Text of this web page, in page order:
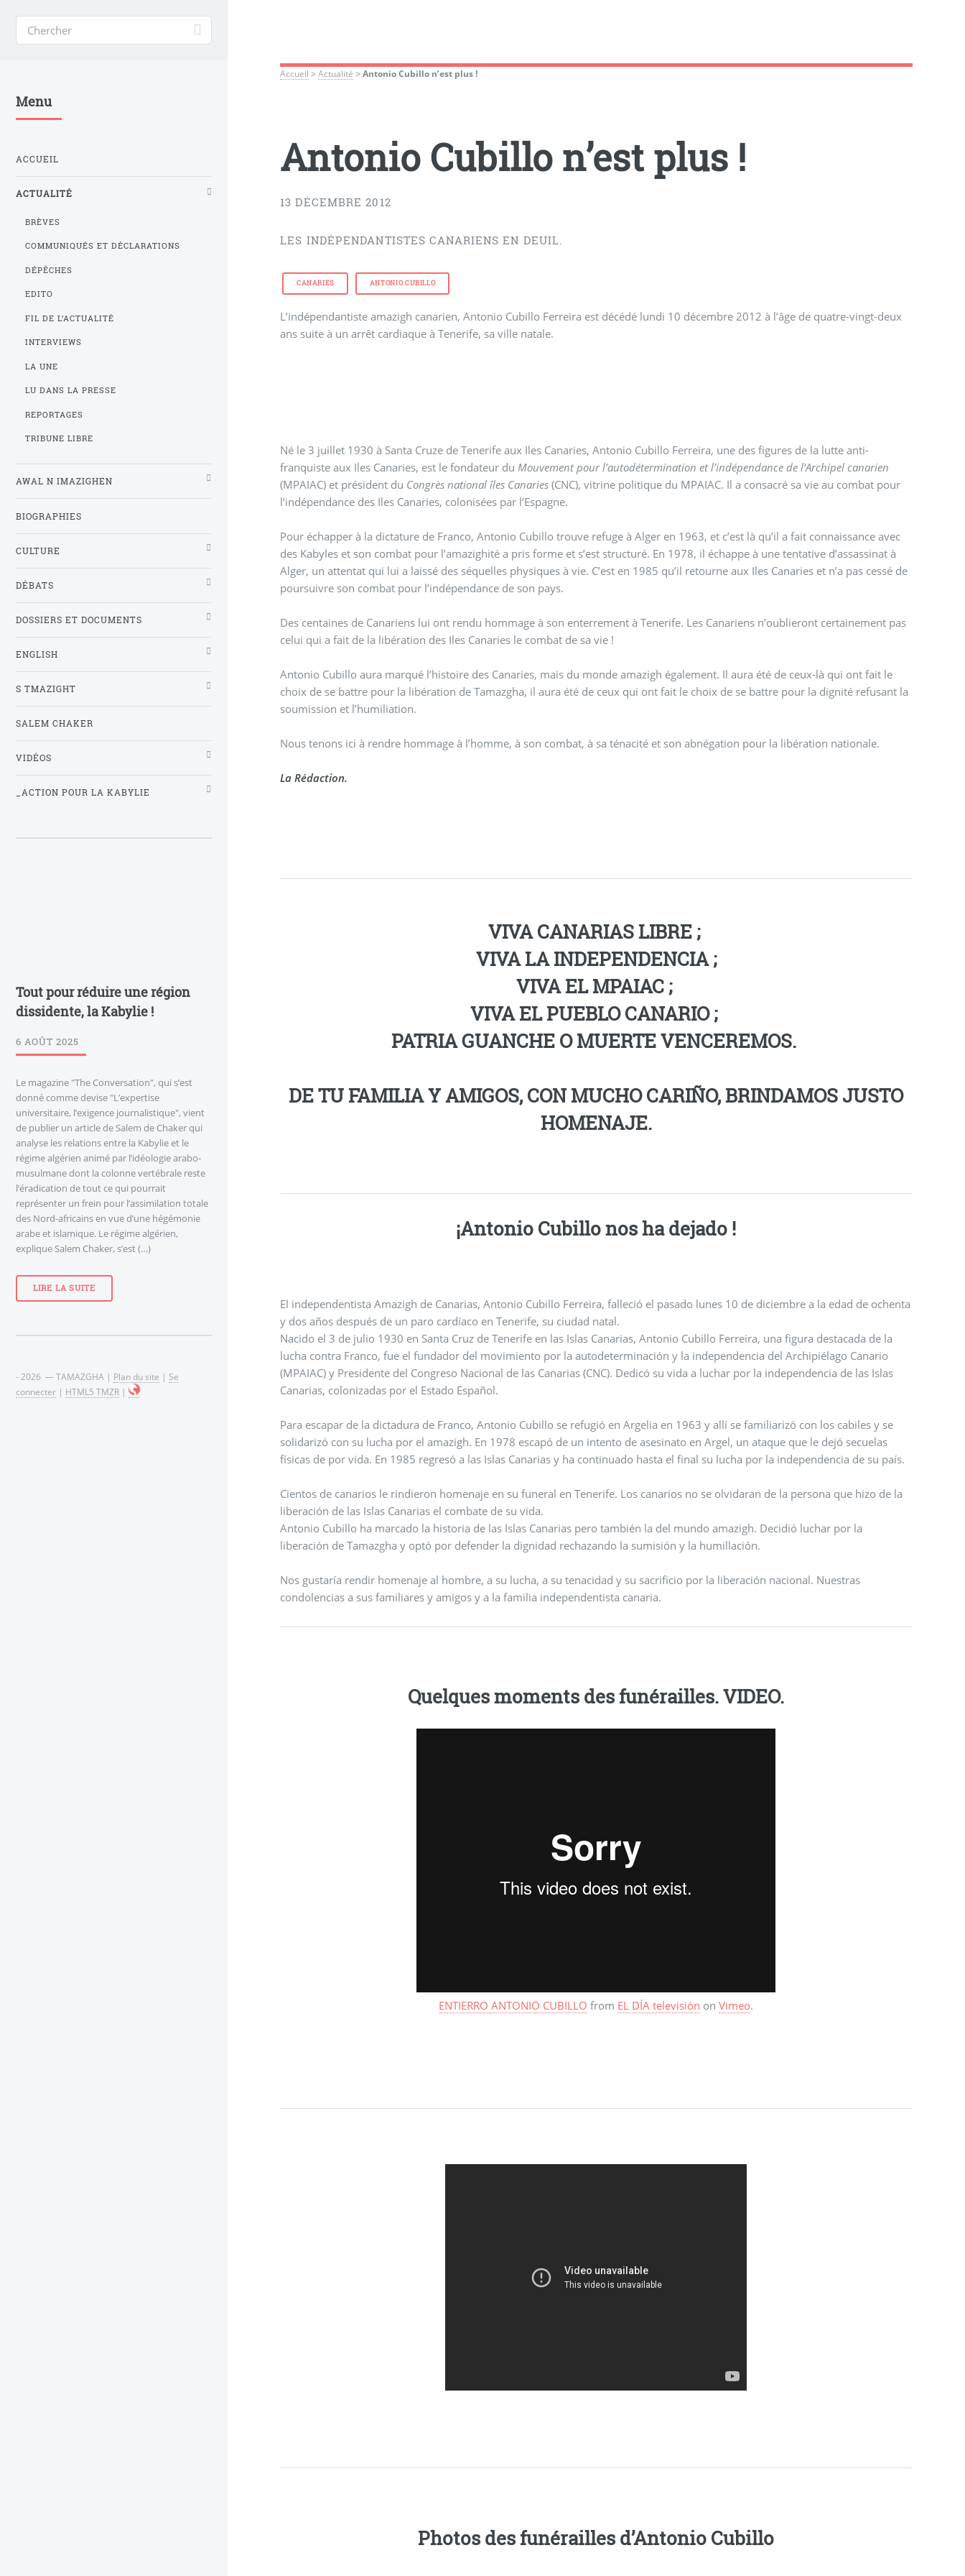
Accueil >Actualité >Antonio Cubillo n’est plus !
Antonio Cubillo n’est plus !
13 DÉCEMBRE 2012
LES INDÉPENDANTISTES CANARIENS EN DEUIL.
CANARIES ANTONIO CUBILLO
L’indépendantiste amazigh canarien, Antonio Cubillo Ferreira est décédé lundi 10 décembre 2012 à l’âge de quatre-vingt-deux
ans suite à un arrêt cardiaque à Tenerife, sa ville natale.
Né le 3 juillet 1930 à Santa Cruze de Tenerife aux Iles Canaries, Antonio Cubillo Ferreira, une des figures de la lutte anti-
franquiste aux Iles Canaries, est le fondateur du Mouvement pour l’autodétermination et l’indépendance de l’Archipel canarien
(MPAIAC) et président du Congrès national îles Canaries (CNC), vitrine politique du MPAIAC. Il a consacré sa vie au combat pour
l’indépendance des Iles Canaries, colonisées par l’Espagne.
Pour échapper à la dictature de Franco, Antonio Cubillo trouve refuge à Alger en 1963, et c’est là qu’il a fait connaissance avec
des Kabyles et son combat pour l’amazighité a pris forme et s’est structuré. En 1978, il échappe à une tentative d’assassinat à
Alger, un attentat qui lui a laissé des séquelles physiques à vie. C’est en 1985 qu’il retourne aux Iles Canaries et n’a pas cessé de
poursuivre son combat pour l’indépendance de son pays.
Des centaines de Canariens lui ont rendu hommage à son enterrement à Tenerife. Les Canariens n’oublieront certainement pas
celui qui a fait de la libération des Iles Canaries le combat de sa vie !
Antonio Cubillo aura marqué l’histoire des Canaries, mais du monde amazigh également. Il aura été de ceux-là qui ont fait le
choix de se battre pour la libération de Tamazgha, il aura été de ceux qui ont fait le choix de se battre pour la dignité refusant la
soumission et l’humiliation.
Nous tenons ici à rendre hommage à l’homme, à son combat, à sa ténacité et son abnégation pour la libération nationale.
La Rédaction.
VIVA CANARIAS LIBRE ;
VIVA LA INDEPENDENCIA ;
VIVA EL MPAIAC ;
VIVA EL PUEBLO CANARIO ;
PATRIA GUANCHE O MUERTE VENCEREMOS.
DE TU FAMILIA Y AMIGOS, CON MUCHO CARIÑO, BRINDAMOS JUSTO
HOMENAJE.
¡Antonio Cubillo nos ha dejado !
El independentista Amazigh de Canarias, Antonio Cubillo Ferreira, falleció el pasado lunes 10 de diciembre a la edad de ochenta
y dos años después de un paro cardíaco en Tenerife, su ciudad natal.
Nacido el 3 de julio 1930 en Santa Cruz de Tenerife en las Islas Canarias, Antonio Cubillo Ferreira, una figura destacada de la
lucha contra Franco, fue el fundador del movimiento por la autodeterminación y la independencia del Archipiélago Canario
(MPAIAC) y Presidente del Congreso Nacional de las Canarias (CNC). Dedicó su vida a luchar por la independencia de las Islas
Canarias, colonizadas por el Estado Español.
Para escapar de la dictadura de Franco, Antonio Cubillo se refugió en Argelia en 1963 y allí se familiarizó con los cabiles y se
solidarizó con su lucha por el amazigh. En 1978 escapó de un intento de asesinato en Argel, un ataque que le dejó secuelas
físicas de por vida. En 1985 regresó a las Islas Canarias y ha continuado hasta el final su lucha por la independencia de su país.
Cientos de canarios le rindieron homenaje en su funeral en Tenerife. Los canarios no se olvidaran de la persona que hizo de la
liberación de las Islas Canarias el combate de su vida.
Antonio Cubillo ha marcado la historia de las Islas Canarias pero también la del mundo amazigh. Decidió luchar por la
liberación de Tamazgha y optó por defender la dignidad rechazando la sumisión y la humillación.
Nos gustaría rendir homenaje al hombre, a su lucha, a su tenacidad y su sacrificio por la liberación nacional. Nuestras
condolencias a sus familiares y amigos y a la familia independentista canaria.
Quelques moments des funérailles. VIDEO.
ENTIERRO ANTONIO CUBILLO from EL DÍA televisión onVimeo.
Photos des funérailles d’Antonio Cubillo
Menu
ACCUEIL
ACTUALITÉ
BRÈVES
COMMUNIQUÉS ET DÉCLARATIONS
DÉPÊCHES
EDITO
FIL DE L’ACTUALITÉ
INTERVIEWS
LA UNE
LU DANS LA PRESSE
REPORTAGES
TRIBUNE LIBRE
AWAL N IMAZIGHEN
BIOGRAPHIES
CULTURE
DÉBATS
DOSSIERS ET DOCUMENTS
ENGLISH
S TMAZIGHT
SALEM CHAKER
VIDÉOS
_ACTION POUR LA KABYLIE
Tout pour réduire une région
dissidente, la Kabylie !
6 AOÛT 2025
Le magazine "The Conversation", qui s’est
donné comme devise "L’expertise
universitaire, l’exigence journalistique", vient
de publier un article de Salem de Chaker qui
analyse les relations entre la Kabylie et le
régime algérien animé par l’idéologie arabo-
musulmane dont la colonne vertébrale reste
l’éradication de tout ce qui pourrait
représenter un frein pour l’assimilation totale
des Nord-africains en vue d’une hégémonie
arabe et islamique. Le régime algérien,
explique Salem Chaker, s’est (…)
LIRE LA SUITE
- 2026 — TAMAZGHA | Plan du site | Se
connecter | HTML5 TMZR |